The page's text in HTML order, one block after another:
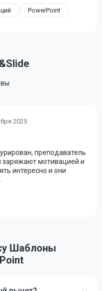
PowerPoint
2025
преподаватель
заряжают мотивацией и
интересно и они
Шаблоны